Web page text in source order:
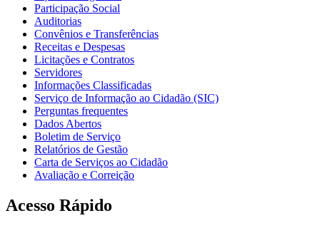
Participação Social
Auditorias
Convênios e Transferências
Receitas e Despesas
Licitações e Contratos
Servidores
Informações Classificadas
Serviço de Informação ao Cidadão (SIC)
Perguntas frequentes
Dados Abertos
Boletim de Serviço
Relatórios de Gestão
Carta de Serviços ao Cidadão
Avaliação e Correição
Acesso Rápido